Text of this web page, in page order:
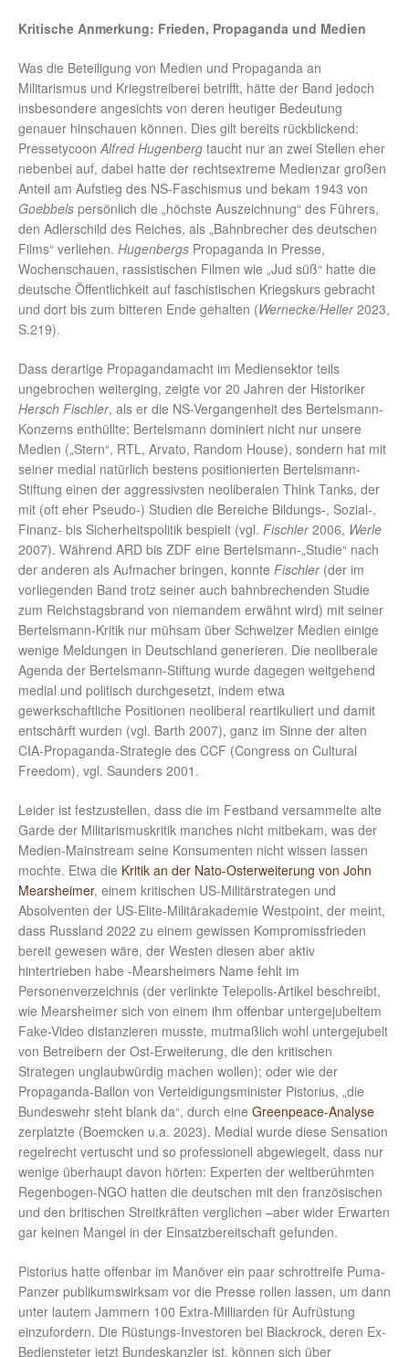
Kritische Anmerkung: Frieden, Propaganda und Medien
Was die Beteiligung von Medien und Propaganda an
Militarismus und Kriegstreiberei betrifft, hätte der Band jedoch
insbesondere angesichts von deren heutiger Bedeutung
genauer hinschauen können. Dies gilt bereits rückblickend:
PressetycoonAlfred Hugenberg taucht nur an zwei Stellen eher
nebenbei auf, dabei hatte der rechtsextreme Medienzar großen
Anteil am Aufstieg des NS-Faschismus und bekam 1943 von
Goebbels persönlich die „höchste Auszeichnung“ des Führers,
den Adlerschild des Reiches, als „Bahnbrecher des deutschen
Films“ verliehen. Hugenbergs Propaganda in Presse,
Wochenschauen, rassistischen Filmen wie „Jud süß“ hatte die
deutsche Öffentlichkeit auf faschistischen Kriegskurs gebracht
und dort bis zum bitteren Ende gehalten (Wernecke/Heller2023,
S.219).
Dass derartige Propagandamacht im Mediensektor teils
ungebrochen weiterging, zeigte vor 20 Jahren der Historiker
Hersch Fischler, als er die NS-Vergangenheit des Bertelsmann-
Konzerns enthüllte; Bertelsmann dominiert nicht nur unsere
Medien („Stern“, RTL, Arvato, Random House), sondern hat mit
seiner medial natürlich bestens positionierten Bertelsmann-
Stiftung einen der aggressivsten neoliberalen Think Tanks, der
mit (oft eher Pseudo-) Studien die Bereiche Bildungs-, Sozial-,
Finanz- bis Sicherheitspolitik bespielt (vgl. Fischler2006, Werle
2007). Während ARD bis ZDF eine Bertelsmann-„Studie“ nach
der anderen als Aufmacher bringen, konnte Fischler(der im
vorliegenden Band trotz seiner auch bahnbrechenden Studie
zum Reichstagsbrand von niemandem erwähnt wird) mit seiner
Bertelsmann-Kritik nur mühsam über Schweizer Medien einige
wenige Meldungen in Deutschland generieren. Die neoliberale
Agenda der Bertelsmann-Stiftung wurde dagegen weitgehend
medial und politisch durchgesetzt, indem etwa
gewerkschaftliche Positionen neoliberal reartikuliert und damit
entschärft wurden (vgl. Barth 2007), ganz im Sinne der alten
CIA-Propaganda-Strategie des CCF (Congress on Cultural
Freedom), vgl. Saunders 2001.
Leider ist festzustellen, dass die im Festband versammelte alte
Garde der Militarismuskritik manches nicht mitbekam, was der
Medien-Mainstream seine Konsumenten nicht wissen lassen
mochte. Etwa die Kritik an der Nato-Osterweiterung von John
Mearsheimer, einem kritischen US-Militärstrategen und
Absolventen der US-Elite-Militärakademie Westpoint, der meint,
dass Russland 2022 zu einem gewissen Kompromissfrieden
bereit gewesen wäre, der Westen diesen aber aktiv
hintertrieben habe -Mearsheimers Name fehlt im
Personenverzeichnis (der verlinkte Telepolis-Artikel beschreibt,
wie Mearsheimer sich von einem ihm offenbar untergejubeltem
Fake-Video distanzieren musste, mutmaßlich wohl untergejubelt
von Betreibern der Ost-Erweiterung, die den kritischen
Strategen unglaubwürdig machen wollen); oder wie der
Propaganda-Ballon von Verteidigungsminister Pistorius, „die
Bundeswehr steht blank da“, durch eine Greenpeace-Analyse
zerplatzte (Boemcken u.a. 2023). Medial wurde diese Sensation
regelrecht vertuscht und so professionell abgewiegelt, dass nur
wenige überhaupt davon hörten: Experten der weltberühmten
Regenbogen-NGO hatten die deutschen mit den französischen
und den britischen Streitkräften verglichen –aber wider Erwarten
gar keinen Mangel in der Einsatzbereitschaft gefunden.
Pistorius hatte offenbar im Manöver ein paar schrottreife Puma-
Panzer publikumswirksam vor die Presse rollen lassen, um dann
unter lautem Jammern 100 Extra-Milliarden für Aufrüstung
einzufordern. Die Rüstungs-Investoren bei Blackrock, deren Ex-
Bediensteter jetzt Bundeskanzler ist, können sich über